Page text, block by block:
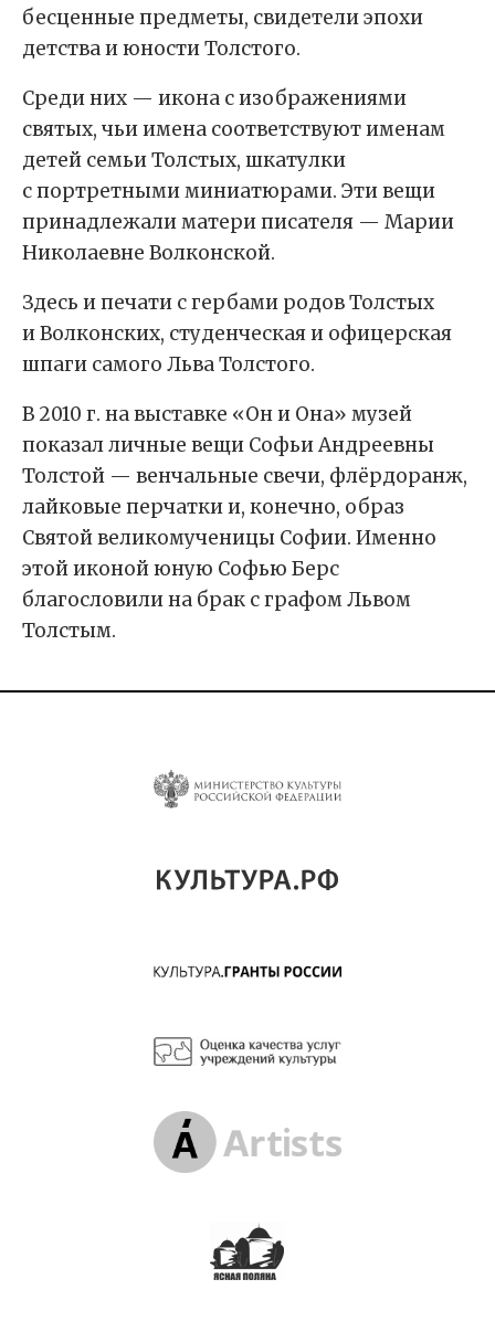
бесценные предметы, свидетели эпохи
детства и юности Толстого.
Среди них — икона с изображениями
святых, чьи имена соответствуют именам
детей семьи Толстых, шкатулки
с портретными миниатюрами. Эти вещи
принадлежали матери писателя — Марии
Николаевне Волконской.
Здесь и печати с гербами родов Толстых
и Волконских, студенческая и офицерская
шпаги самого Льва Толстого.
В 2010 г. на выставке «Он и Она» музей
показал личные вещи Софьи Андреевны
Толстой — венчальные свечи, флёрдоранж,
лайковые перчатки и, конечно, образ
Святой великомученицы Софии. Именно
этой иконой юную Софью Берс
благословили на брак с графом Львом
Толстым.